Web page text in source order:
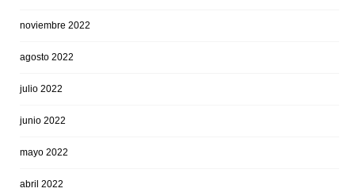
noviembre 2022
agosto 2022
julio 2022
junio 2022
mayo 2022
abril 2022